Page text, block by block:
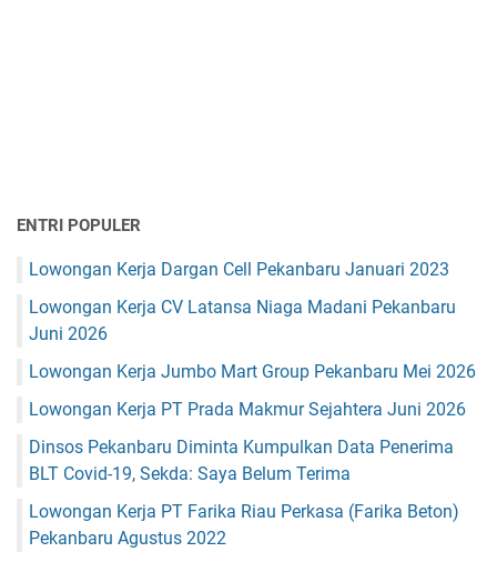
ENTRI POPULER
Lowongan Kerja Dargan Cell Pekanbaru Januari 2023
Lowongan Kerja CV Latansa Niaga Madani Pekanbaru
Juni 2026
Lowongan Kerja Jumbo Mart Group Pekanbaru Mei 2026
Lowongan Kerja PT Prada Makmur Sejahtera Juni 2026
Dinsos Pekanbaru Diminta Kumpulkan Data Penerima
BLT Covid-19, Sekda: Saya Belum Terima
Lowongan Kerja PT Farika Riau Perkasa (Farika Beton)
Pekanbaru Agustus 2022